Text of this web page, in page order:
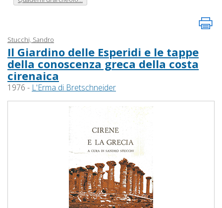
Stucchi, Sandro
Il Giardino delle Esperidi e le tappe
della conoscenza greca della costa
cirenaica
1976 - L'Erma di Bretschneider